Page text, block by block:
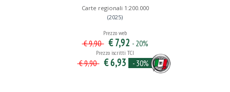
Carte regionali 1:200.000
(2025)
Prezzo web
€ 9,90 € 7,92 - 20%
Prezzo iscritti TCI
€ 9,90 € 6,93 - 30%